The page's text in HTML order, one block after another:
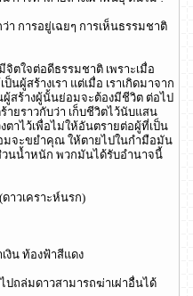
การอยู่เฉยๆ การเห็นธรรมชาติ
ตใจต่อดีธรรมชาติ เพราะเมื่อ
ผู้สร้างเรา แต่เมื่อ เราเกิดมาจาก
ผู้สร้างผู้นั้นย่อมจะต้องมีชีวิต ต่อไป
ยราวกับว่า เก็บชีวิตไว้นับแสน
าไว้เพื่อไม่ให้อันตรายต่อผู้ที่เป็น
จะขยำคุณ ให้ตายไปในกำมือมัน
นน้ำหนัก พวกมันได้รับอำนาจนี้
ดาวเคราะห์นรก)
งิน ท้องฟ้าสีแดง
ปถล่มดาวสามารถฆ่าเผ่าอื่นได้